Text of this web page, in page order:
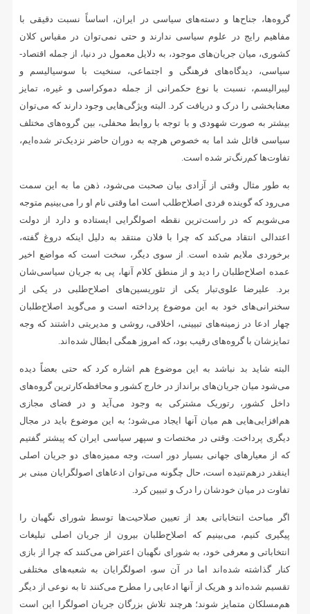
گروه‌ها، جناح‌ها و دسته‌های سیاسی در ایران، اساساً نسبت دقیقی با
مفاهیم رایج در علوم سیاسی ندارند و حتی نمی‌توان در مقیاس کلان
کشوری، میان جریان‌های موجود، به دلایل معمول در دنیا، از جمله اقتصاد-
سیاسی، دیدگاه‌های فرهنگی و اجتماعی، سنخیت با سوسیالیسم و
لیبرالیسم، نسبت با نوع حکمرانی از جمله دموکراسی و غیره، تمایز
معنابخشی را درک و دریافت کرد. البته ویژگی‌هایی وجود دارند که می‌توان
بیشتر به صورت شهودی و با توجه با روابط محفلی، بین گروه‌های مختلف
سیاسی قائل شد اما به خصوص هرچه به دوران حاضر نزدیک‌تر شده‌ایم،
تفاوت‌ها کم‌رنگ‌تر شده است.
به طور مثال وقتی از آزادی بیان صحبت می‌شود، ذهن ما به این سمت
می‌رود که گوینده فردی اصلاح‌طلب است اما وقتی نام او را می‌بینیم متوجه
می‌شویم که در راست‌ترین نقطه اصولگرایی ایستاده و دارد از دولت
اعتدالی انتقاد می‌کند که چرا با فلان منتقد به دلیل اینکه دروغ گفته،
برخوردی ملایم شده است. از سوی دیگر، سخت است که مواضع اخیر
عمده اصلاح‌طلبان را دید و از منطق کلام آنها، پی به جریان سیاسی‌شان
برد. علیرضا علوی‌تبار یکی از تئوریسین‌های اصلاح‌طلبی در یکی از
سخنرانی‌های خود به این موضوع پرداخته است و می‌گوید اصلاح‌طلبان
چهار ادعا در زمینه‌های تبیینی، اخلاقی، روشی و مدیریتی داشتند که وجه
تمایزشان با گروه‌های رقیب بود، که امروز همگی ابطال شده‌اند.
البته شاید بد نباشد به این موضوع هم اشاره کرد که حتی بعضاً دیده
می‌شود میان جریان‌های برانداز در خارج کشور و محافظه‌کارترین گروه‌های
داخل کشور، رتوریک مشترکی به وجود می‌آید و در فضای مجازی
هم‌افزایی‌هایی هم میان آنها ایجاد می‌شود؛ به این موضوع باید در مجال
دیگری پرداخت. وقتی در مختصات و سپهر سیاسی ایران که پیشتر گفتیم
که از معیارهای جهانی بسیار دور است، وجه ممیزه‌های دو جریان اصلی
اینقدر درهم‌تنیده است، حال چگونه می‌توان ادعاهای اصولگرایان مبنی بر
تفاوت در میان خودشان را درک و تبیین کرد.
اگر مباحث انتخاباتی بعد از تعیین صلاحیت‌ها توسط شورای نگهبان را
پیگیری کنیم، می‌بینیم که اصلاح‌طلبان بیرون از جریان اصلی تبلیغات
انتخاباتی و معرفی خود، به شورای نگهبان اعتراض می‌کنند که چرا از بازی
کنار گذاشته شده‌اند اما در آن سو، اصولگرایان به شعبه‌های مختلفی
تقسیم شده‌اند و هریک از آنها ادعایی را مطرح می‌کنند تا به نوعی از دیگر
هم‌مسلکان متمایز شوند؛ هرچند تلاش بزرگان جریان اصولگرا این است